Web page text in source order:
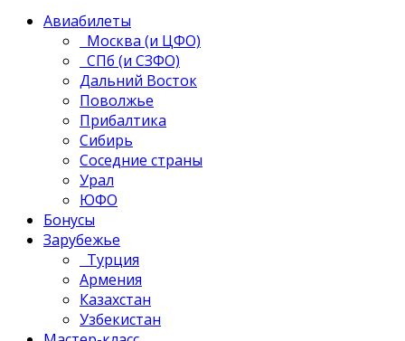
Авиабилеты
Москва (и ЦФО)
СПб (и СЗФО)
Дальний Восток
Поволжье
Прибалтика
Сибирь
Соседние страны
Урал
ЮФО
Бонусы
Зарубежье
Турция
Армения
Казахстан
Узбекистан